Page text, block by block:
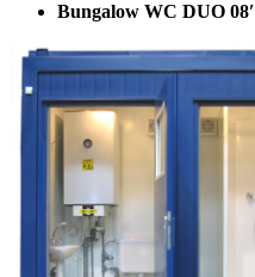
Bungalow WC DUO 08′